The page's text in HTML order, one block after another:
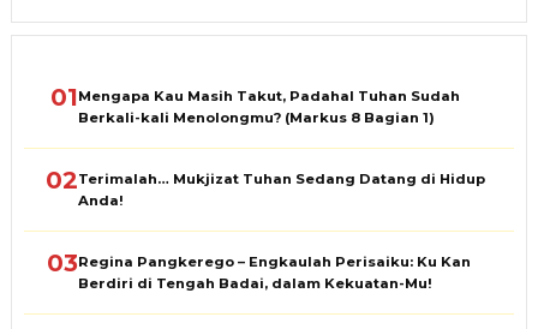
01Mengapa Kau Masih Takut, Padahal Tuhan Sudah
Berkali-kali Menolongmu? (Markus 8 Bagian 1)
02Terimalah… Mukjizat Tuhan Sedang Datang di Hidup
Anda!
03Regina Pangkerego – Engkaulah Perisaiku: Ku Kan
Berdiri di Tengah Badai, dalam Kekuatan-Mu!